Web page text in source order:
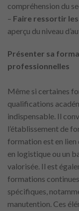
compréhension du
– Faire ressortir
aperçu du niveau
Présenter sa
professionnelles
Même si certaines
qualifications
indispensable. Il
l’établissement de
formation est en lien
en logistique ou un
valorisée. Il est
formations
spécifiques,
manutention. Ces